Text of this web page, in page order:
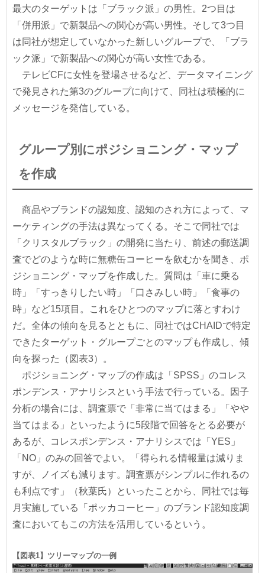
最大のターゲットは「ブラック派」の男性。2つ目は
「併用派」で新製品への関心が高い男性。そして3つ目
は同社が想定していなかった新しいグループで、「ブラ
ック派」で新製品への関心が高い女性である。
テレビCFに女性を登場させるなど、データマイニング
で発見された第3のグループに向けて、同社は積極的に
メッセージを発信している。
グループ別にポジショニング・マップ
を作成
商品やブランドの認知度、認知のされ方によって、マ
ーケティングの手法は異なってくる。そこで同社では
「クリスタルブラック」の開発に当たり、前述の郵送調
査でどのような時に無糖缶コーヒーを飲むかを聞き、ポ
ジショニング・マップを作成した。質問は「車に乗る
時」「すっきりしたい時」「口さみしい時」「食事の
時」など15項目。これをひとつのマップに落とすわけ
だ。全体の傾向を見るとともに、同社ではCHAIDで特定
できたターゲット・グループごとのマップも作成し、傾
向を探った（図表3）。
ポジショニング・マップの作成は「SPSS」のコレス
ポンデンス・アナリシスという手法で行っている。因子
分析の場合には、調査票で「非常に当てはまる」「やや
当てはまる」といったように5段階で回答をとる必要が
あるが、コレスポンデンス・アナリシスでは「YES」
「NO」のみの回答でよい。「得られる情報量は減りま
すが、ノイズも減ります。調査票がシンプルに作れるの
も利点です」（秋葉氏）といったことから、同社では毎
月実施している「ポッカコーヒー」のブランド認知度調
査においてもこの方法を活用しているという。
【図表1】ツリーマップの一例